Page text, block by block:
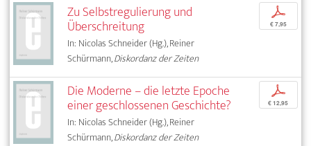
Zu Selbstregulierung und
Überschreitung
In: Nicolas Schneider (Hg.), Reiner
Schürmann,Diskordanz der Zeiten
p
€ 7,95
Die Moderne – die letzte Epoche
einer geschlossenen Geschichte?
In: Nicolas Schneider (Hg.), Reiner
Schürmann,Diskordanz der Zeiten
p
€ 12,95